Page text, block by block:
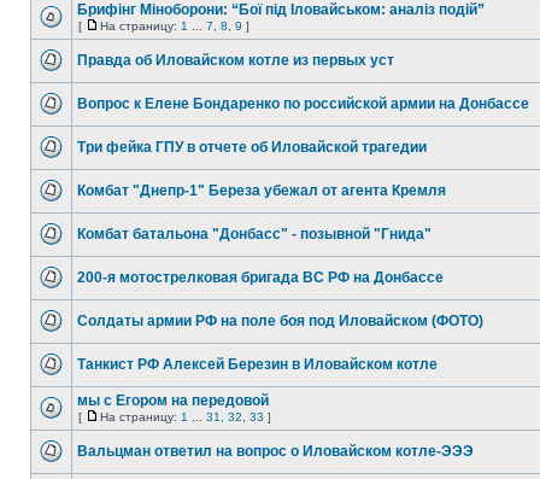
Брифінг Міноборони: “Бої під Іловайськом: аналіз подій”
[ На страницу: 1 7 8 9 ]
Правда об Иловайском котле из первых уст
Вопрос к Елене Бондаренко по российской армии на Донбассе
Три фейка ГПУ в отчете об Иловайской трагедии
Комбат "Днепр-1" Береза убежал от агента Кремля
Комбат батальона "Донбасс" - позывной "Гнида"
200-я мотострелковая бригада ВС РФ на Донбассе
Солдаты армии РФ на поле боя под Иловайском (ФОТО)
Танкист РФ Алексей Березин в Иловайском котле
мы с Егором на передовой
[ На страницу: 1 31 32 33 ]
Вальцман ответил на вопрос о Иловайском котле-ЭЭЭ